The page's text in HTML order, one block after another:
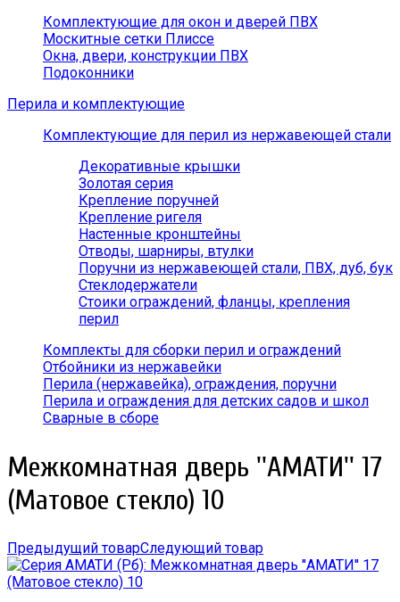
Комплектующие для окон и дверей ПВХ
Москитные сетки Плиссе
Окна, двери, конструкции ПВХ
Подоконники
Перила и комплектующие
Комплектующие для перил из нержавеющей стали
Декоративные крышки
Золотая серия
Крепление поручней
Крепление ригеля
Настенные кронштейны
Отводы, шарниры, втулки
Поручни из нержавеющей стали, ПВХ, дуб, бук
Стеклодержатели
Стоики ограждений, фланцы, крепления
перил
Комплекты для сборки перил и ограждений
Отбойники из нержавейки
Перила (нержавейка), ограждения, поручни
Перила и ограждения для детских садов и школ
Сварные в сборе
Межкомнатная дверь ''АМАТИ'' 17
(Матовое стекло) 10
Предыдущий товарСледующий товар